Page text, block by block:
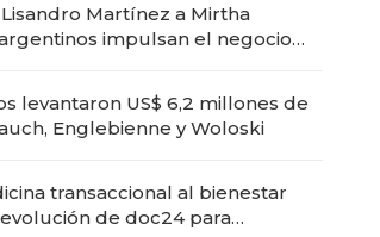
Martínez a Mirtha
impulsan el negocio
levantaron US$ 6,2 millones de
Englebienne y Woloski
transaccional al bienestar
de doc24 para